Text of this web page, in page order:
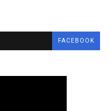
FACEBOOK